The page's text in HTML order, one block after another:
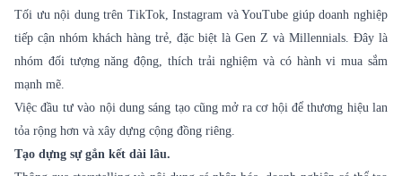
Tối ưu nội dung trên TikTok, Instagram và YouTube giúp doanh nghiệp
tiếp cận nhóm khách hàng trẻ, đặc biệt là Gen Z và Millennials. Đây là
nhóm đối tượng năng động, thích trải nghiệm và có hành vi mua sắm
mạnh mẽ.
Việc đầu tư vào nội dung sáng tạo cũng mở ra cơ hội để thương hiệu lan
tỏa rộng hơn và xây dựng cộng đồng riêng.
Tạo dựng sự gắn kết dài lâu.